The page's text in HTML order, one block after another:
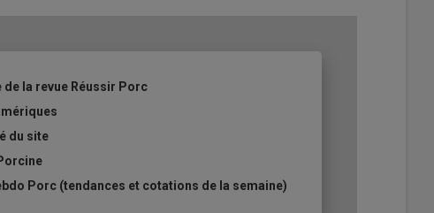
la revue Réussir Porc
du site
Porc (tendances et cotations de la semaine)